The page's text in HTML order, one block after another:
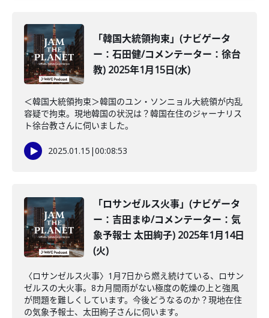
「韓国大統領拘束」(ナビゲータ
ー：石田健/コメンテーター：徐台
教) 2025年1月15日(水)
＜韓国大統領拘束＞韓国のユン・ソンニョル大統領が内乱
容疑で拘束。現地韓国の状況は？韓国在住のジャーナリス
ト徐台教さんに伺いました。
2025.01.15 |00:08:53
「ロサンゼルス火事」(ナビゲータ
ー：吉田まゆ/コメンテーター：気
象予報士 太田絢子) 2025年1月14日
(火)
〈ロサンゼルス火事〉1月7日から燃え続けている、ロサン
ゼルスの大火事。8カ月間雨がない極度の乾燥の上と強風
が問題を難しくしています。今後どうなるのか？現地在住
の気象予報士、太田絢子さんに伺います。